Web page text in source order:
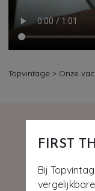
FIRST
Bij
Topvintage > Onze